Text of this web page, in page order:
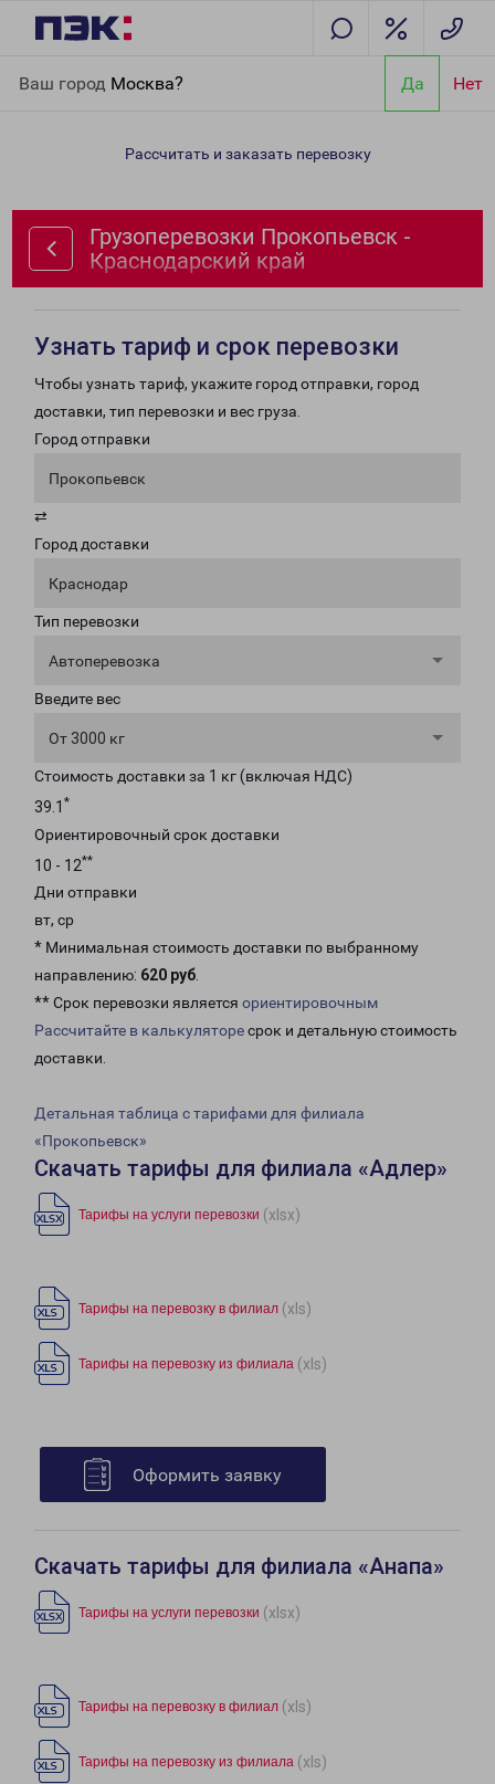
Ваш город Москва? Да Нет
Краснодарский край
Рассчитать и заказать перевозку
Грузоперевозки Прокопьевск -
Краснодарский край
Узнать тариф и срок перевозки
Чтобы узнать тариф, укажите город отправки, город
доставки, тип перевозки и вес груза.
Город отправки
Прокопьевск
⇄
Город доставки
Краснодар
Тип перевозки
Автоперевозка
Введите вес
От 3000 кг
Стоимость доставки за 1 кг (включая НДС)
39.1 *
Ориентировочный срок доставки
10 - 12**
Дни отправки
вт, ср
* Минимальная стоимость доставки по выбранному
направлению: 620 руб.
** Срок перевозки является ориентировочным
Рассчитайте в калькуляторесрок и детальную стоимость
доставки.
Детальная таблица с тарифами для филиала
«Прокопьевск»
Скачать тарифы для филиала «Адлер»
Тарифы на услуги перевозки (xlsx)
Тарифы на перевозку в филиал (xls)
Тарифы на перевозку из филиала (xls)
Оформить заявку
Скачать тарифы для филиала «Анапа»
Тарифы на услуги перевозки (xlsx)
Тарифы на перевозку в филиал (xls)
Тарифы на перевозку из филиала (xls)